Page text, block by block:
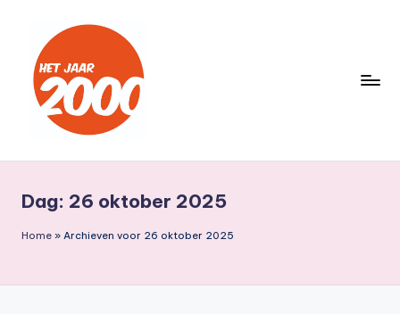
inhoud
t
J
lang
terug
naar
Dag: 26 oktober 2025
Home » Archieven voor 26 oktober 2025